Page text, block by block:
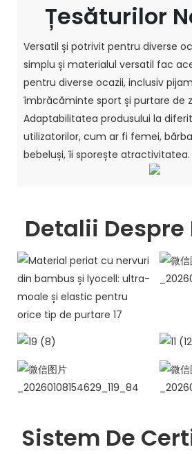
Țesăturilor
Versatil și potrivit pentru diverse
simplu și materialul versatil fac
pentru diverse ocazii, inclusiv
îmbrăcăminte sport și purtare de
Adaptabilitatea produsului la
utilizatorilor, cum ar fi femei,
bebeluși, îi sporește atractivitatea.
Detalii
Sistem De